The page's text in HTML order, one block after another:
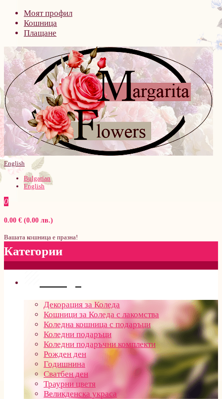
Моят профил
Кошница
Плащане
English
Bulgarian
English
0
0.00 € (0.00 лв.)
Вашата кошница е празна!
Категории
Декорация за Коледа
Кошници за Коледа с лакомства
Коледна кошница с подаръци
Коледни подаръци
Коледни подаръчни комплекти
Рожден ден
Годишнина
Сватбен ден
Траурни цветя
Великденска украса